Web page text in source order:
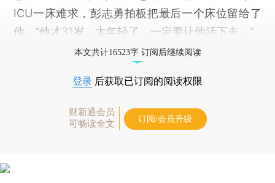
ICU一床难求，彭志勇拍板把最后一个床位留给了
他。“他才31岁，太年轻了，一定要让他活下去。”
本文共计16523字 订阅后继续阅读
登录 后获取已订阅的阅读权限
财新通会员
可畅读全文
订阅/会员升级